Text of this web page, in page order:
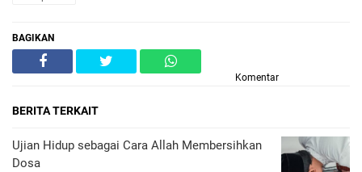
BAGIKAN
Komentar
BERITA TERKAIT
Ujian Hidup sebagai Cara Allah Membersihkan
Dosa